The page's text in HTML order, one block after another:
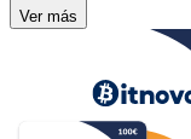
Ver más